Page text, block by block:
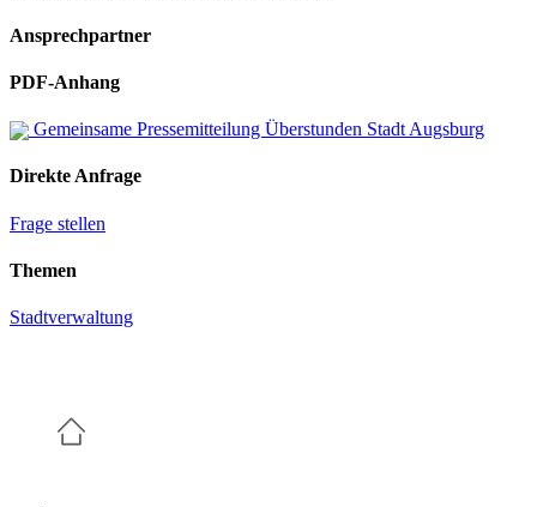
Ansprechpartner
PDF-Anhang
Gemeinsame Pressemitteilung Überstunden Stadt Augsburg
Direkte Anfrage
Frage stellen
Themen
Stadtverwaltung